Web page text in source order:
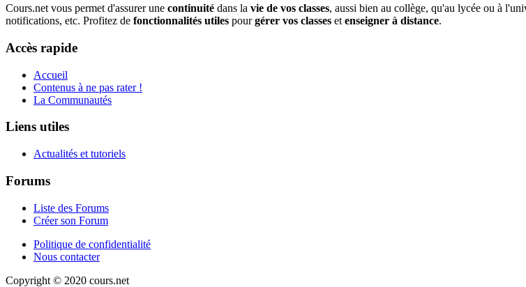
Cours.net vous permet d'assurer une continuité dans la vie de vos classes, aussi bien au collège, qu'au lycée ou à
notifications, etc. Profitez de fonctionnalités utiles pourgérer vos classes et enseigner à distance.
Accès rapide
Accueil
Contenus à ne pas rater !
La Communautés
Liens utiles
Actualités et tutoriels
Forums
Liste des Forums
Créer son Forum
Politique de confidentialité
Nous contacter
Copyright © 2020 cours.net